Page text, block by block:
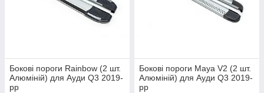
Бокові пороги Rainbow (2 шт.
Алюміній) для Ауди Q3 2019-
рр
Бокові пороги Maya V2 (2 шт.
Алюміній) для Ауди Q3 2019-
рр